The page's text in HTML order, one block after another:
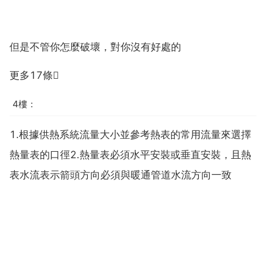
但是不管你怎麼破壞，對你沒有好處的
更多17條
4樓：
1.根據供熱系統流量大小並參考熱表的常用流量來選擇
熱量表的口徑2.熱量表必須水平安裝或垂直安裝，且熱
表水流表示箭頭方向必須與暖通管道水流方向一致